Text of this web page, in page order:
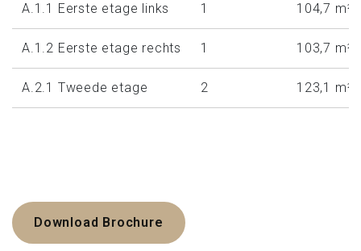
A.1.1 Eerste etage links 1 104,7 m²
A.1.2 Eerste etage rechts 1 103,7 m²
A.2.1 Tweede etage 2 123,1 m²
Download Brochure